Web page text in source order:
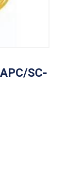
SC-